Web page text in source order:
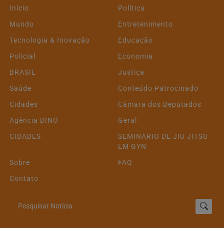
Início
Política
Mundo
Entretenimento
Tecnologia & Inovação
Educação
Policial
Economia
BRASIL
Justiça
Saúde
Conteúdo Patrocinado
Cidades
Câmara dos Deputados
Agência DINO
Geral
CIDADES
SEMINARIO DE JIU JITSU
EM GYN
Sobre
FAQ
Contato
Pesquisar Notícia